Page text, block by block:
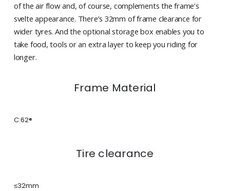
of the air flow and, of course, complements the frame’s
svelte appearance. There’s 32mm of frame clearance for
wider tyres. And the optional storage box enables you to
take food, tools or an extra layer to keep you riding for
longer.
Frame Material
C:62®
Tire clearance
≤32mm